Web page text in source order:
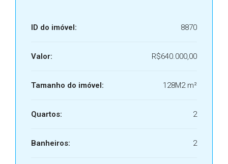
ID do imóvel: 8870
Valor: R$640.000,00
Tamanho do imóvel: 128M2 m²
Quartos: 2
Banheiros: 2